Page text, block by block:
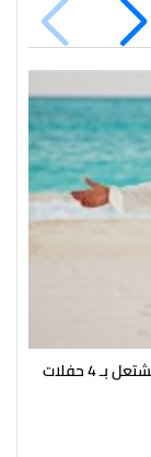
من الهضبة لـ شيرين وكايروكي.. الساحل الشمالي يشتعل بـ 4 حفلات